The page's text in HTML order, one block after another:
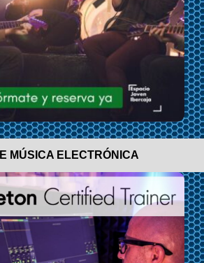
MÚSICA ELECTRÓNICA